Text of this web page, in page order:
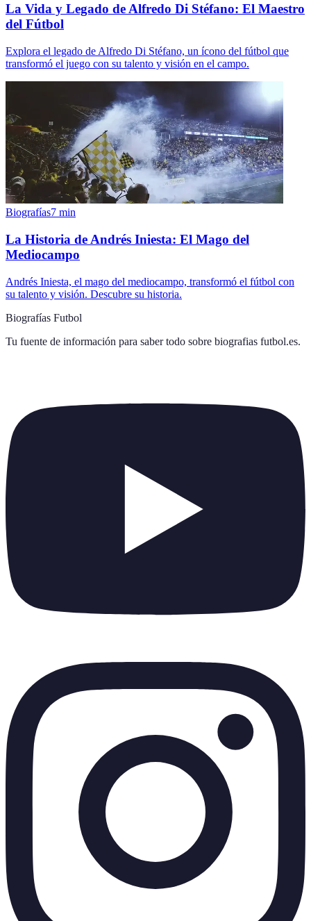
La Vida y Legado de Alfredo Di Stéfano: El Maestro
del Fútbol
Explora el legado de Alfredo Di Stéfano, un ícono del fútbol que
transformó el juego con su talento y visión en el campo.
Biografías7 min
La Historia de Andrés Iniesta: El Mago del
Mediocampo
Andrés Iniesta, el mago del mediocampo, transformó el fútbol con
su talento y visión. Descubre su historia.
Biografías Futbol
Tu fuente de información para saber todo sobre biografias futbol.es.